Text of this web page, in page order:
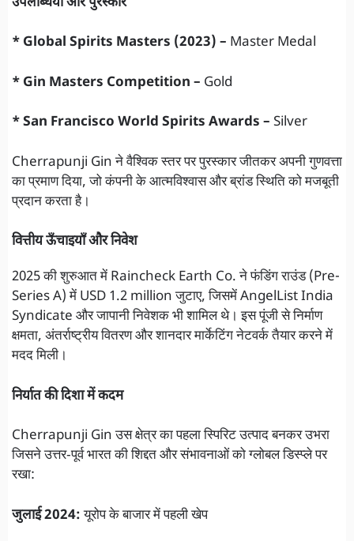
* Global Spirits Masters (2023) – Master Medal
* Gin Masters Competition – Gold
* San Francisco World Spirits Awards – Silver
Cherrapunji Gin ने वैश्विक स्तर पर पुरस्कार जीतकर अपनी गुणवत्ता
का प्रमाण दिया, जो कंपनी के आत्मविश्वास और ब्रांड स्थिति को मजबूती
प्रदान करता है।
वित्तीय ऊँचाइयाँ और निवेश
2025 की शुरुआत में Raincheck Earth Co. ने फंडिंग राउंड (Pre-
Series A) में USD 1.2 million जुटाए, जिसमें AngelList India
Syndicate और जापानी निवेशक भी शामिल थे। इस पूंजी से निर्माण
क्षमता, अंतर्राष्ट्रीय वितरण और शानदार मार्केटिंग नेटवर्क तैयार करने में
मदद मिली।
निर्यात की दिशा में कदम
Cherrapunji Gin उस क्षेत्र का पहला स्पिरिट उत्पाद बनकर उभरा
जिसने उत्तर‑पूर्व भारत की शिद्दत और संभावनाओं को ग्लोबल डिस्प्ले पर
रखा:
जुलाई 2024:यूरोप के बाजार में पहली खेप